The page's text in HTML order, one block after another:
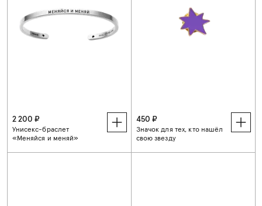
2 200 ₽
Унисекс-браслет
«Меняйся и меняй»
450 ₽
Значок для тех, кто нашёл
свою звезду